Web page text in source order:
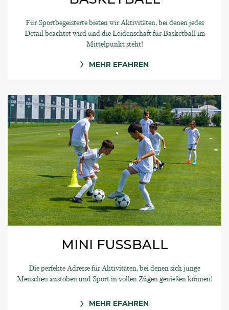
Für Sportbegeisterte bieten wir Aktivitäten, bei denen jedes
Detail beachtet wird und die Leidenschaft für Basketball im
Mittelpunkt steht!
MEHR EFAHREN
MINI FUSSBALL
Die perfekte Adresse für Aktivitäten, bei denen sich junge
Menschen austoben und Sport in vollen Zügen genießen können!
MEHR EFAHREN